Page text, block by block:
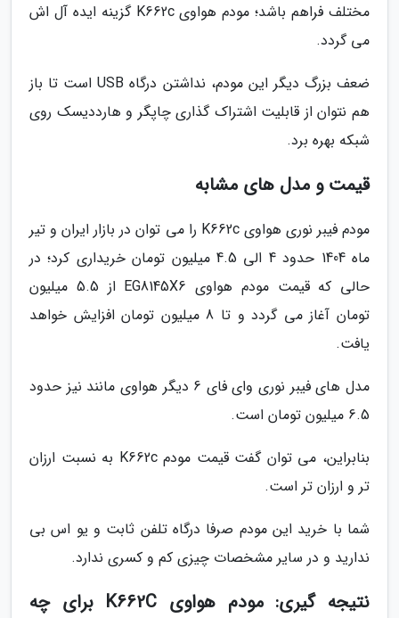
مختلف فراهم باشد؛ مودم هواوی K662c گزینه ایده آل اش
می گردد.
ضعف بزرگ دیگر این مودم، نداشتن درگاه USB است تا باز
هم نتوان از قابلیت اشتراک گذاری چاپگر و هارددیسک روی
شبکه بهره برد.
قیمت و مدل های مشابه
مودم فیبر نوری هواوی K662c را می توان در بازار ایران و تیر
ماه 1404 حدود 4 الی 4.5 میلیون تومان خریداری کرد؛ در
حالی که قیمت مودم هواوی EG8145X6 از 5.5 میلیون
تومان آغاز می گردد و تا 8 میلیون تومان افزایش خواهد
یافت.
مدل های فیبر نوری وای فای 6 دیگر هواوی مانند نیز حدود
6.5 میلیون تومان است.
بنابراین، می توان گفت قیمت مودم K662c به نسبت ارزان
تر و ارزان تر است.
شما با خرید این مودم صرفا درگاه تلفن ثابت و یو اس بی
ندارید و در سایر مشخصات چیزی کم و کسری ندارد.
نتیجه گیری: مودم هواوی K662C برای چه